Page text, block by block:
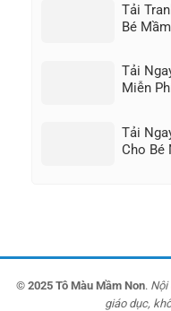
Tải
Bé
Tải
Miễn
Tải
Cho Bé
© 2025 Tô Màu Mầm Non. Nội
giáo dục,